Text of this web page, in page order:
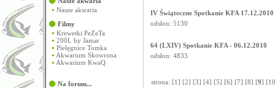
Nasze akwaria
Filmy
Krewetki PeZeTa
200L by Jamar
Pielęgnice Tomka
Akwarium Skowrona
Akwarium KwaQ
Na forum...
IV Świąteczne Spotkanie KFA 17.12.2010
odsłon: 5130
64 (LXIV) Spotkanie KFA - 06.12.2010
odsłon: 4833
strona: [1] [2] [3] [4] [5] [6] [7] [8] [9] [10